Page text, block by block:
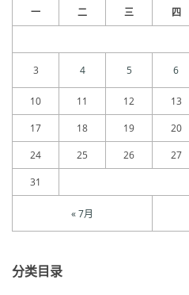
一 二 三 四
« 7月
3 4 5 6
10 11 12 13
17
18 19 20
24
25 26 27
31
分类目录